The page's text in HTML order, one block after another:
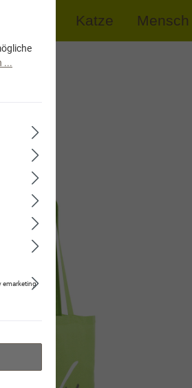
Katze Mensch
...
emarketing